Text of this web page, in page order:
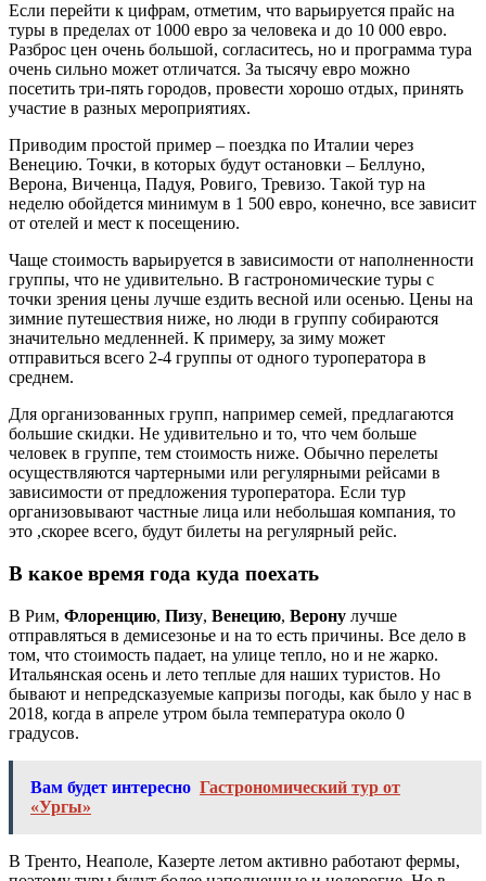
Если перейти к цифрам, отметим, что варьируется прайс на
туры в пределах от 1000 евро за человека и до 10 000 евро.
Разброс цен очень большой, согласитесь, но и программа тура
очень сильно может отличатся. За тысячу евро можно
посетить три-пять городов, провести хорошо отдых, принять
участие в разных мероприятиях.
Приводим простой пример – поездка по Италии через
Венецию. Точки, в которых будут остановки – Беллуно,
Верона, Виченца, Падуя, Ровиго, Тревизо. Такой тур на
неделю обойдется минимум в 1 500 евро, конечно, все зависит
от отелей и мест к посещению.
Чаще стоимость варьируется в зависимости от наполненности
группы, что не удивительно. В гастрономические туры с
точки зрения цены лучше ездить весной или осенью. Цены на
зимние путешествия ниже, но люди в группу собираются
значительно медленней. К примеру, за зиму может
отправиться всего 2-4 группы от одного туроператора в
среднем.
Для организованных групп, например семей, предлагаются
большие скидки. Не удивительно и то, что чем больше
человек в группе, тем стоимость ниже. Обычно перелеты
осуществляются чартерными или регулярными рейсами в
зависимости от предложения туроператора. Если тур
организовывают частные лица или небольшая компания, то
это ,скорее всего, будут билеты на регулярный рейс.
В какое время года куда поехать
В Рим, Флоренцию, Пизу, Венецию, Верону лучше
отправляться в демисезонье и на то есть причины. Все дело в
том, что стоимость падает, на улице тепло, но и не жарко.
Итальянская осень и лето теплые для наших туристов. Но
бывают и непредсказуемые капризы погоды, как было у нас в
2018, когда в апреле утром была температура около 0
градусов.
Вам будет интересно Гастрономический тур от
«Ургы»
В Тренто, Неаполе, Казерте летом активно работают фермы,